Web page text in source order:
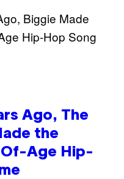
Ago, The
the
Age Hip-